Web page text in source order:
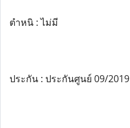
ตำหนิ : ไม่มี
ประกัน : ประกันศูนย์ 09/2019